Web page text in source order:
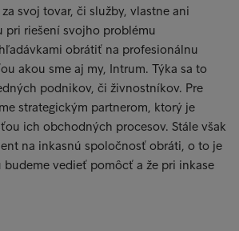
svoj tovar, či služby, vlastne ani
pri riešení svojho problému
obrátiť na profesionálnu
akou sme aj my, Intrum. Týka sa to
podnikov, či živnostníkov. Pre
strategickým partnerom, ktorý je
ich obchodných procesov. Stále však
na inkasnú spoločnosť obráti, o to je
budeme vedieť pomôcť a že pri inkase